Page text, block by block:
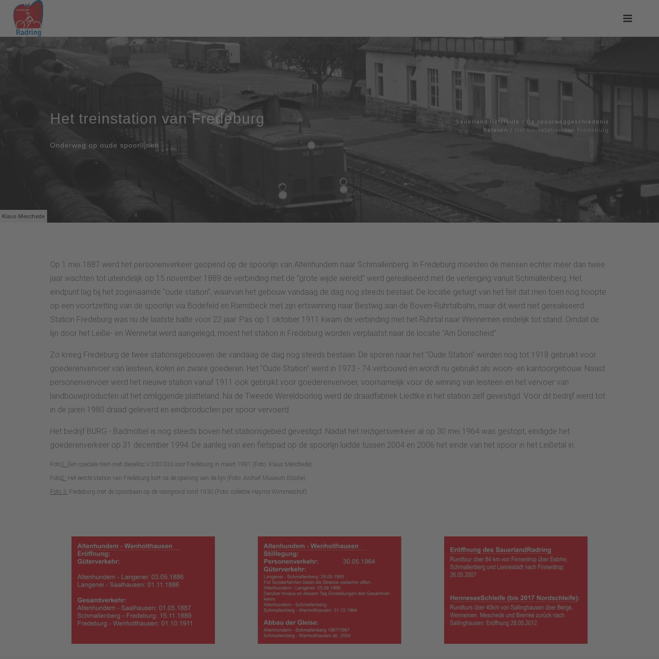
Klaus Meschede
Het treinstation van Fredeburg
Onderweg op oude spoorlijnen
Sauerland-fietsroute / De spoorweggeschiedenis
beleven / Het treinstation van Fredeburg
Op 1 mei 1887 werd het personenverkeer geopend op de spoorlijn van Altenhundem naar Schmallenberg. In Fredeburg moesten de mensen echter meer dan twee
jaar wachten tot uiteindelijk op 15 november 1889 de verbinding met de "grote wijde wereld" werd gerealiseerd met de verlenging vanuit Schmallenberg. Het
eindpunt lag bij het zogenaamde "oude station", waarvan het gebouw vandaag de dag nog steeds bestaat. De locatie getuigt van het feit dat men toen nog hoopte
op een voortzetting van de spoorlijn via Bödefeld en Ramsbeck met zijn ertswinning naar Bestwig aan de Boven-Ruhrtalbahn, maar dit werd niet gerealiseerd.
Station Fredeburg was nu de laatste halte voor 22 jaar. Pas op 1 oktober 1911 kwam de verbinding met het Ruhrtal naar Wennemen eindelijk tot stand. Omdat de
lijn door het Leiße- en Wennetal werd aangelegd, moest het station in Fredeburg worden verplaatst naar de locatie "Am Donscheid".
Zo kreeg Fredeburg de twee stationsgebouwen die vandaag de dag nog steeds bestaan. De sporen naar het "Oude Station" werden nog tot 1918 gebruikt voor
goederenvervoer van leisteen, kolen en zware goederen. Het "Oude Station" werd in 1973 - 74 verbouwd en wordt nu gebruikt als woon- en kantoorgebouw. Naast
personenvervoer werd het nieuwe station vanaf 1911 ook gebruikt voor goederenvervoer, voornamelijk voor de winning van leisteen en het vervoer van
landbouwproducten uit het omliggende platteland. Na de Tweede Wereldoorlog werd de draadfabriek Liedtke in het station zelf gevestigd. Voor dit bedrijf werd tot
in de jaren 1980 draad geleverd en eindproducten per spoor vervoerd.
Het bedrijf BURG - Badmöbel is nog steeds boven het stationsgebied gevestigd. Nadat het reizigersverkeer al op 30 mei 1964 was gestopt, eindigde het
goederenverkeer op 31 december 1994. De aanleg van een fietspad op de spoorlijn luidde tussen 2004 en 2006 het einde van het spoor in het Leißetal in.
Foto1:
Een speciale trein met dieselloc V 200 033 voor Fredeburg in maart 1991 (Foto: Klaus Meschede)
Foto2:
Het eerste station van Fredeburg kort na de opening van de lijn (Foto: Archief Museum Eslohe)
Foto 3: Fredeburg met de spoorbaan op de voorgrond rond 1930 (Foto: collectie Haymo Wimmershof)